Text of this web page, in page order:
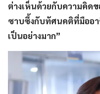
ต่างเห็นด้วยกับความคิด
ซาบซึ้งกับทัศนคติที่มืออ
เป็นอย่างมาก”